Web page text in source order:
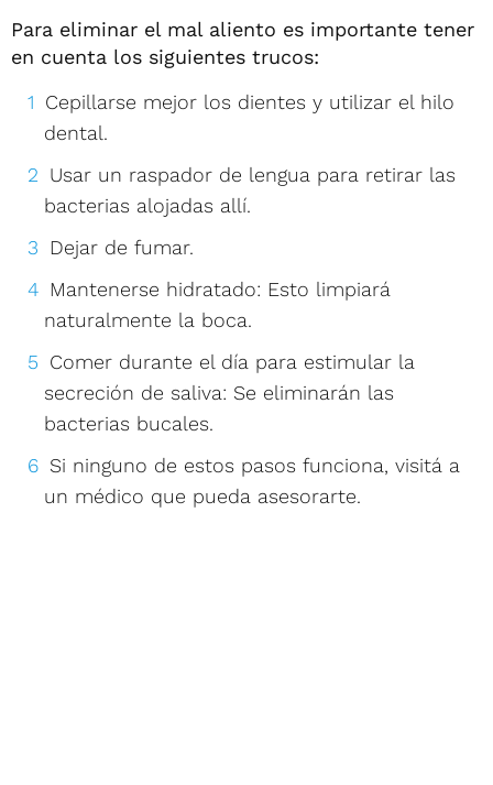
Para eliminar el mal aliento es importante tener
en cuenta los siguientes trucos:
Cepillarse mejor los dientes y utilizar el hilo
dental.
Usar un raspador de lengua para retirar las
bacterias alojadas allí.
Dejar de fumar.
Mantenerse hidratado: Esto limpiará
naturalmente la boca.
Comer durante el día para estimular la
secreción de saliva: Se eliminarán las
bacterias bucales.
Si ninguno de estos pasos funciona, visitá a
un médico que pueda asesorarte.